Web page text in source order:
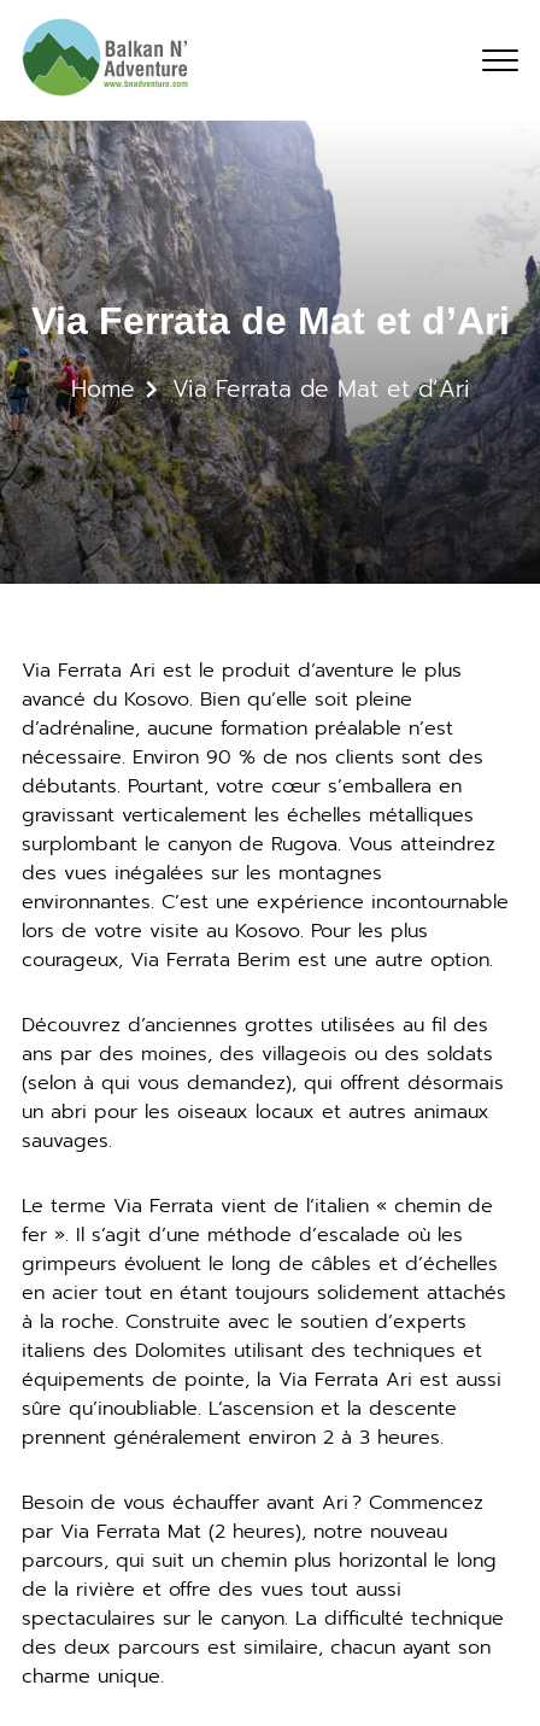
Via Ferrata de Mat et
Via Ferrata de Mat et d’Ari
Home Via Ferrata de Mat et d’Ari
Via Ferrata Ari est le produit d’aventure le plus
avancé du Kosovo. Bien qu’elle soit pleine
d’adrénaline, aucune formation préalable n’est
nécessaire. Environ 90 % de nos clients sont des
débutants. Pourtant, votre cœur s’emballera en
gravissant verticalement les échelles métalliques
surplombant le canyon de Rugova. Vous atteindrez
des vues inégalées sur les montagnes
environnantes. C’est une expérience incontournable
lors de votre visite au Kosovo. Pour les plus
courageux, Via Ferrata Berim est une autre option.
Découvrez d’anciennes grottes utilisées au fil des
ans par des moines, des villageois ou des soldats
(selon à qui vous demandez), qui offrent désormais
un abri pour les oiseaux locaux et autres animaux
sauvages.
Le terme Via Ferrata vient de l’italien « chemin de
fer ». Il s’agit d’une méthode d’escalade où les
grimpeurs évoluent le long de câbles et d’échelles
en acier tout en étant toujours solidement attachés
à la roche. Construite avec le soutien d’experts
italiens des Dolomites utilisant des techniques et
équipements de pointe, la Via Ferrata Ari est aussi
sûre qu’inoubliable. L’ascension et la descente
prennent généralement environ 2 à 3 heures.
Besoin de vous échauffer avant Ari ? Commencez
par Via Ferrata Mat (2 heures), notre nouveau
parcours, qui suit un chemin plus horizontal le long
de la rivière et offre des vues tout aussi
spectaculaires sur le canyon. La difficulté technique
des deux parcours est similaire, chacun ayant son
charme unique.